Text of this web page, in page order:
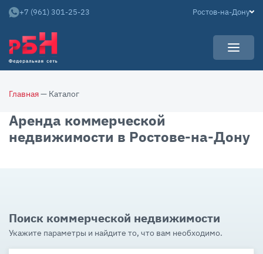
Арендаторам
Покупателям
Собственникам
НОВОСТИ
КАРЬЕРА
О КОМПАНИИ
Отзывы
+7 (961) 301-25-23 Ростов-на-Дону
Главная— Каталог
Аренда коммерческой
недвижимости в Ростове-на-Дону
Поиск коммерческой недвижимости
Укажите параметры и найдите то, что вам необходимо.